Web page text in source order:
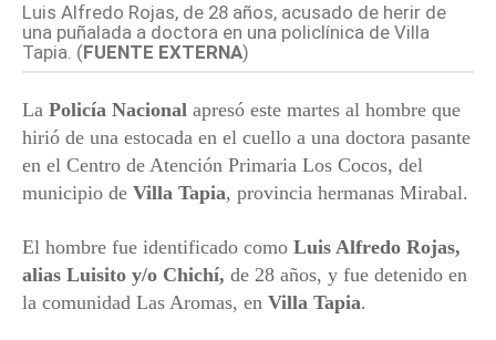
Luis Alfredo Rojas, de 28 años, acusado de herir de
una puñalada a doctora en una policlínica de Villa
Tapia. (FUENTE EXTERNA)
La Policía Nacional apresó este martes al hombre que
hirió de una estocada en el cuello a una doctora pasante
en el Centro de Atención Primaria Los Cocos, del
municipio de Villa Tapia, provincia hermanas Mirabal.
El hombre fue identificado como Luis Alfredo Rojas,
alias Luisito y/o Chichí, de 28 años, y fue detenido en
la comunidad Las Aromas, en Villa Tapia.